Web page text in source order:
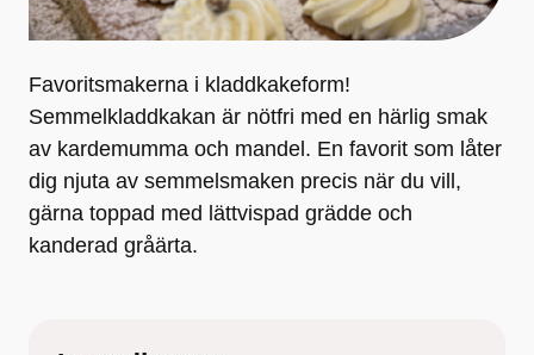
Favoritsmakerna i kladdkakeform!
Semmelkladdkakan är nötfri med en härlig smak
av kardemumma och mandel. En favorit som låter
dig njuta av semmelsmaken precis när du vill,
gärna toppad med lättvispad grädde och
kanderad gråärta.